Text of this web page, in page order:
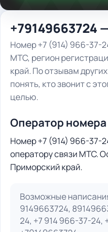
+79149663724
Номер +7 (914) 966-37-
МТС, регион
край. По отзывам
понять, кто звонит с
целью.
Оператор
Номер +7 (914) 966-37-
оператору связи МТС.
Приморский край.
Возможные
9149663724,
24, +7 914 966-37-24,